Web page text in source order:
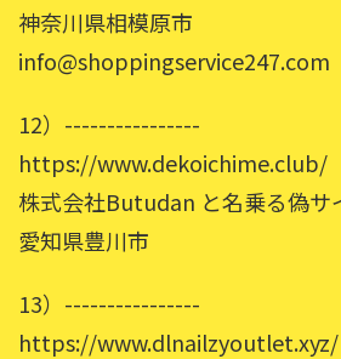
神奈川県相模原市
info@shoppingservice247.com
12）----------------
https://www.dekoichime.club/
株式会社Butudan と名乗る偽サ
愛知県豊川市
13）----------------
https://www.dlnailzyoutlet.xyz/